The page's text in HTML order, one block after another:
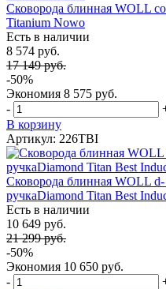
Сковорода блинная WOLL
Titanium Nowo
Есть в наличии
8 574 руб.
17 149 руб.
-50%
Экономия 8 575 руб.
-
В корзину
Артикул: 226TBI
Сковорода блинная WOLL
ручкаDiamond Titan Best
Есть в наличии
10 649 руб.
21 299 руб.
-50%
Экономия 10 650 руб.
-